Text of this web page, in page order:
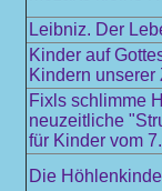
Leibniz. Der
Kinder auf
Kindern unserer
Fixls schlimme
neuzeitliche
für Kinder vom
Die